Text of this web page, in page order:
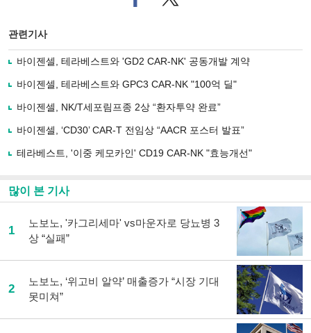
이
로
사
유
기
터로
관련기사
바이젠셀, 테라베스트와 'GD2 CAR-NK' 공동개발 계약
바이젠셀, 테라베스트와 GPC3 CAR-NK "100억 딜"
바이젠셀, NK/T세포림프종 2상 “환자투약 완료”
바이젠셀, ‘CD30’ CAR-T 전임상 “AACR 포스터 발표”
테라베스트, '이중 케모카인' CD19 CAR-NK "효능개선"
많이 본 기사
1
노보노, '카그리세마' vs마운자로 당뇨병 3
상 “실패”
2
노보노, ‘위고비 알약’ 매출증가 “시장 기대
못미쳐”